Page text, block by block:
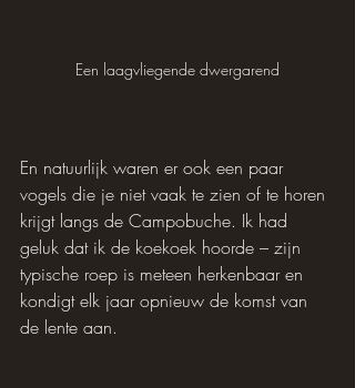
Een laagvliegende dwergarend
En natuurlijk waren er ook een paar
vogels die je niet vaak te zien of te horen
krijgt langs de Campobuche. Ik had
geluk dat ik de koekoek hoorde – zijn
typische roep is meteen herkenbaar en
kondigt elk jaar opnieuw de komst van
de lente aan.